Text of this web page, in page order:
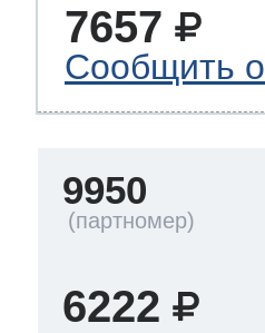
7657
Сообщить
9950
6222